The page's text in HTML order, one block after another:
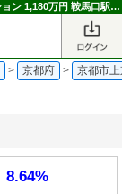
シェモア鞍馬口II｜京都府京都市上京区下清蔵口町の投資マンション 1,180万円 鞍馬口駅｜不動産投資博士
> 京都府 > 京都市
8.64%